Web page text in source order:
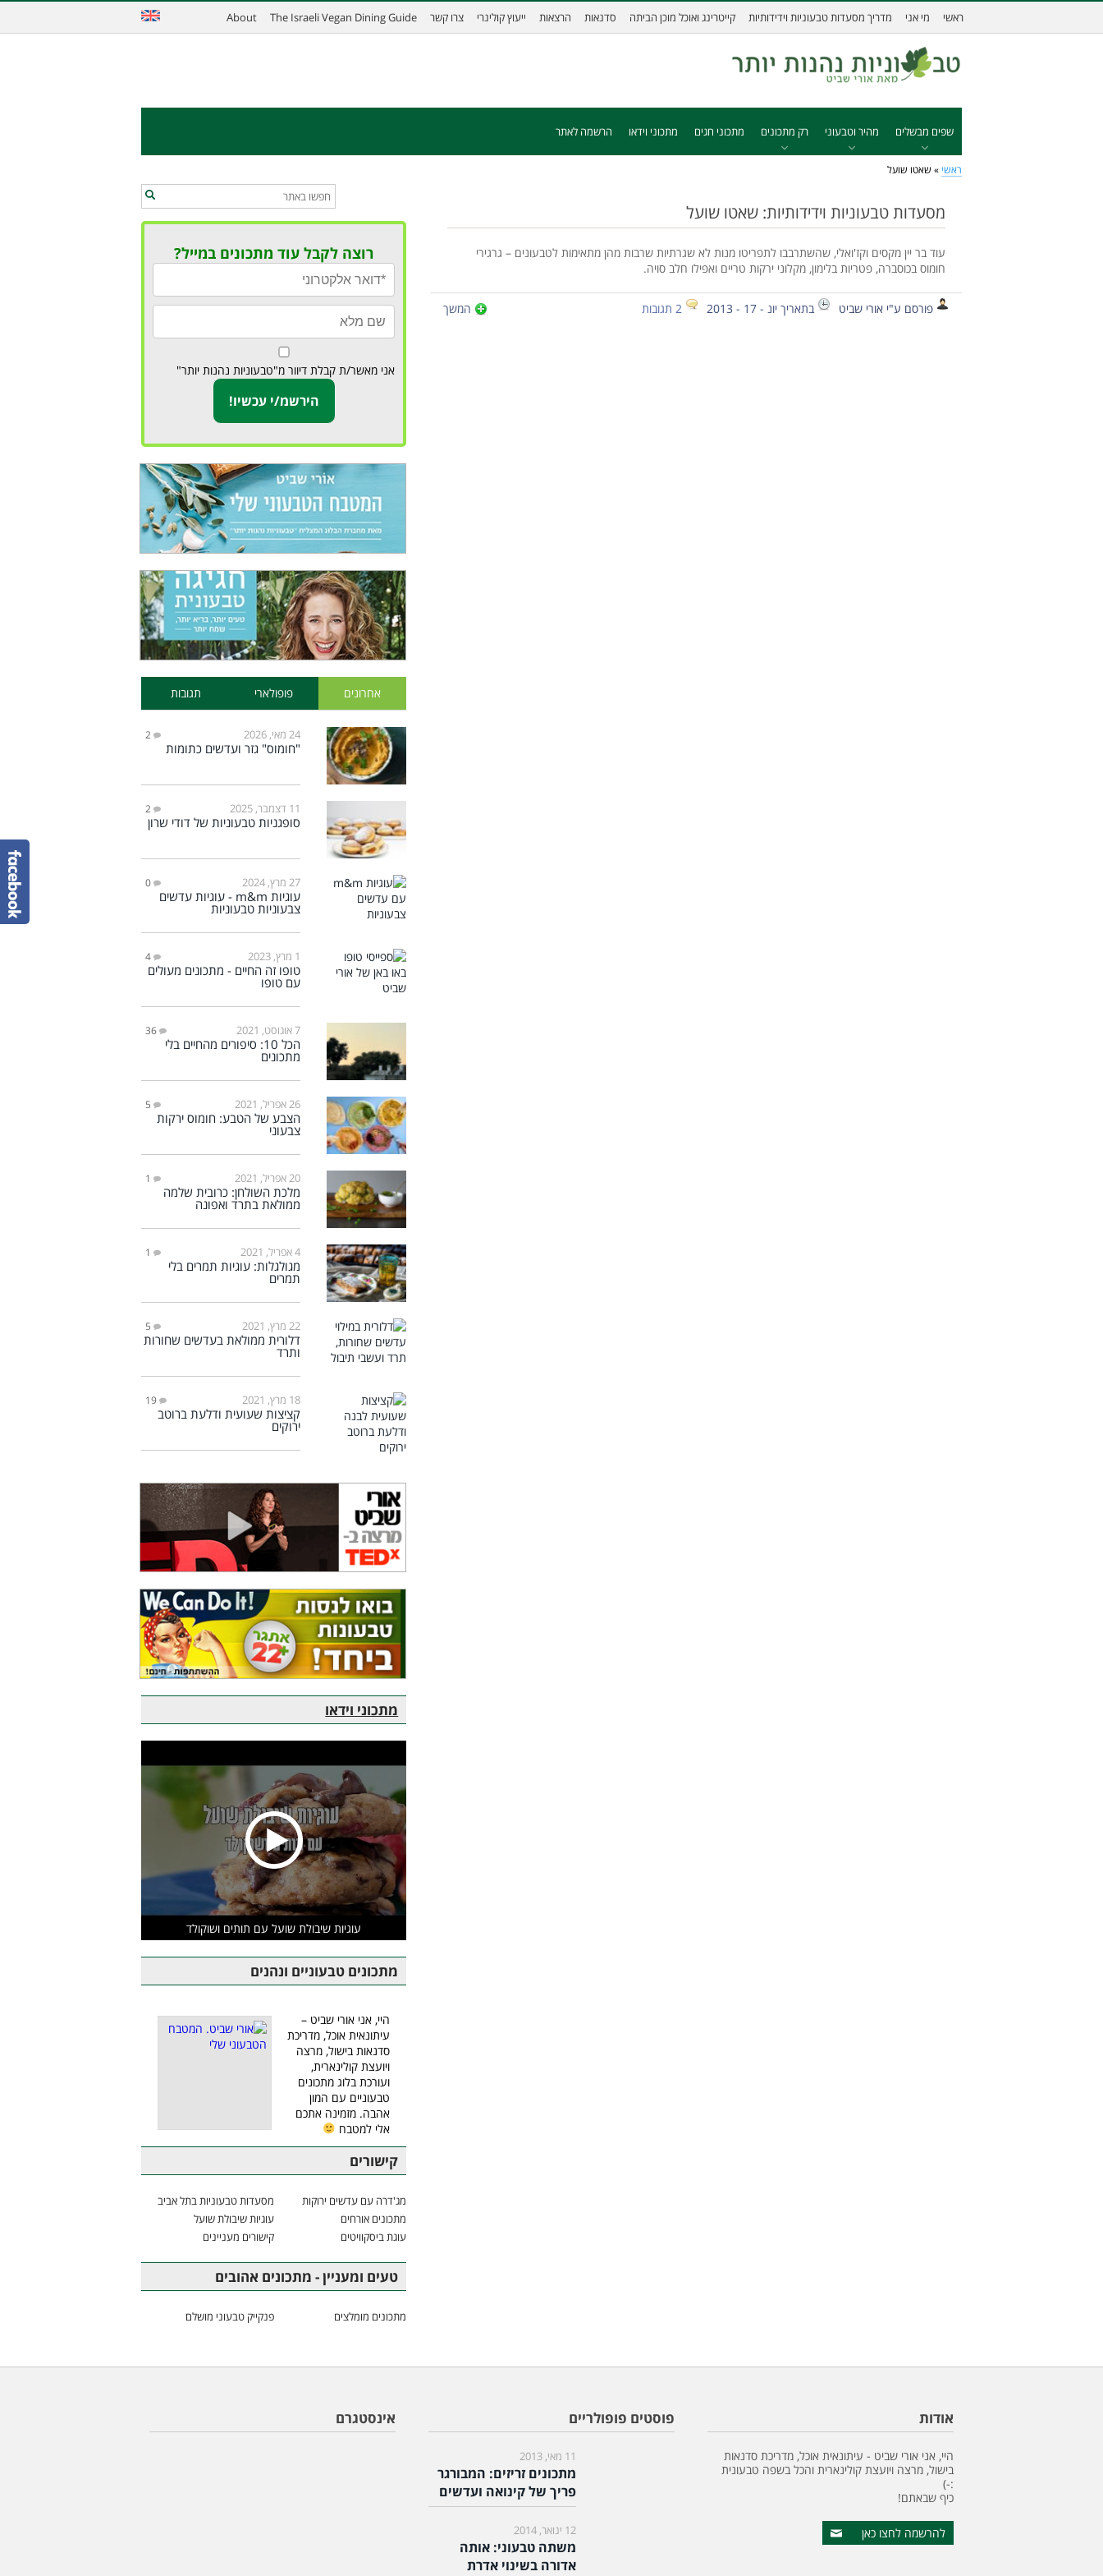
ראשי מי אני מדריך מסעדות טבעוניות וידידותיות קייטרינג ואוכל מוכן הביתה סדנאות הרצאות ייעוץ קולינרי צרו קשר The Israeli Vegan Dining Guide
About
שפים מבשלים מהיר וטבעוני רק מתכונים מתכוני חגים מתכוני וידאו הרשמה לאתר
ראשי » שאטו שועל
מסעדות טבעוניות וידידותיות: שאטו שועל
עוד בר יין מקסים וקז'ואלי, שהשתרבבו לתפריטו מנות לא שגרתיות שרבות מהן מתאימות לטבעונים – גרגירי
חומוס בכוסברה, פטריות בלימון, מקלוני ירקות טריים ואפילו חלב סויה.
פורסם ע"י אורי שביט בתאריך יונ - 17 - 2013 2 תגובות המשך
רוצה לקבל עוד מתכונים במייל?
אני מאשר/ת קבלת דיוור מ"טבעוניות נהנות יותר"
אחרונים פופולארי תגובות
24 מאי, 2026 2
"חומוס" גזר ועדשים כתומות
11 דצמבר, 2025 2
סופגניות טבעוניות של דודי שרון
27 מרץ, 2024 0
עוגיות m&m - עוגיות עדשים
צבעוניות טבעוניות
1 מרץ, 2023 4
טופו זה החיים - מתכונים מעולים
עם טופו
7 אוגוסט, 2021 36
הכל 10: סיפורים מהחיים בלי
מתכונים
26 אפריל, 2021 5
הצבע של הטבע: חומוס ירקות
צבעוני
20 אפריל, 2021 1
מלכת השולחן: כרובית שלמה
ממולאת בתרד ואפונה
4 אפריל, 2021 1
מגולגלות: עוגיות תמרים בלי
תמרים
22 מרץ, 2021 5
דלורית ממולאת בעדשים שחורות
ותרד
18 מרץ, 2021 19
קציצות שעועית ודלעת ברוטב
ירוקים
מתכוני וידאו
עוגיות שיבולת שועל עם תותים ושוקולד
מתכונים טבעוניים ונהנים
היי, אני אורי שביט –
עיתונאית אוכל, מדריכת
סדנאות בישול, מרצה
ויועצת קולינארית,
ועורכת בלוג מתכונים
טבעוניים עם המון
אהבה. מזמינה אתכם
אלי למטבח
קישורים
מג'דרה עם עדשים ירוקות
מסעדות טבעוניות בתל אביב
מתכונים אורחים
עוגיות שיבולת שועל
עוגת ביסקוויטים
קישורים מעניינים
טעים ומעניין - מתכונים אהובים
מתכונים מומלצים פנקייק טבעוני מושלם
אודות
היי, אני אורי שביט - עיתונאית אוכל, מדריכת סדנאות
בישול, מרצה ויועצת קולינארית והכל בשפה טבעונית
:-)
כיף שבאתם!
להרשמה לחצו כאן
פוסטים פופולריים
11 מאי, 2013
מתכונים זריזים: המבורגר
פריך של קינואה ועדשים
12 ינואר, 2014
משתה טבעוני: אותה
אדורה בשינוי אדרת
אינסטגרם